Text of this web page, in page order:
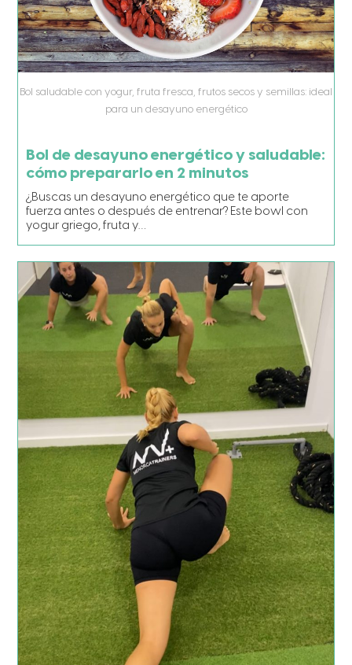
Bol saludable con yogur, fruta fresca, frutos secos y semillas: ideal
para un desayuno energético
Bol de desayuno energético y saludable:
cómo prepararlo en 2 minutos
¿Buscas un desayuno energético que te aporte
fuerza antes o después de entrenar? Este bowl con
yogur griego, fruta y…